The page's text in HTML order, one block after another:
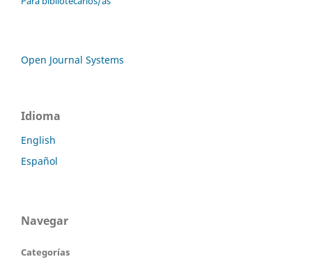
Open Journal Systems
Idioma
English
Español
Navegar
Categorías